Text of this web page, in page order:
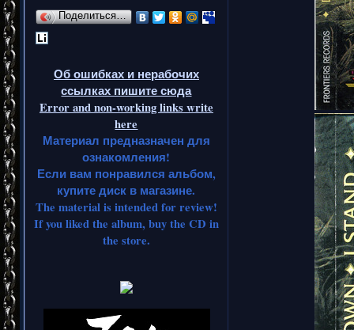
Поделиться…
Об ошибках и нерабочих
ссылках пишите сюда
Error and non-working links write
here
Материал предназначен для
ознакомления!
Если вам понравился альбом,
купите диск в магазине.
The material is intended for review!
If you liked the album, buy the CD in
the store.